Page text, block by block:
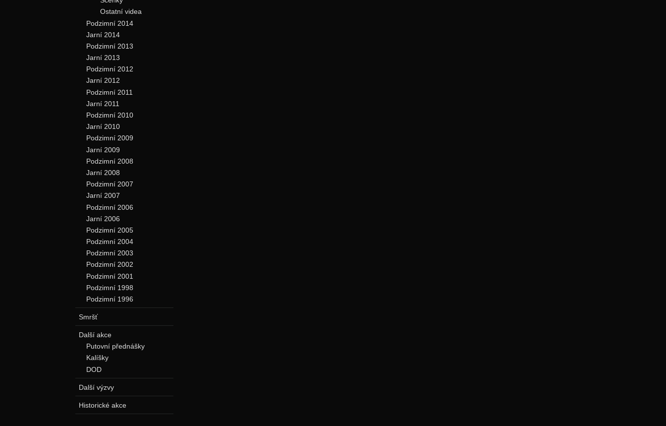
Ostatní videa
Podzimní 2014
Jarní 2014
Podzimní 2013
Jarní 2013
Podzimní 2012
Jarní 2012
Podzimní 2011
Jarní 2011
Podzimní 2010
Jarní 2010
Podzimní 2009
Jarní 2009
Podzimní 2008
Jarní 2008
Podzimní 2007
Jarní 2007
Podzimní 2006
Jarní 2006
Podzimní 2005
Podzimní 2004
Podzimní 2003
Podzimní 2002
Podzimní 2001
Podzimní 1998
Podzimní 1996
Smršť
Další akce
Putovní přednášky
Kalíšky
DOD
Další výzvy
Historické akce